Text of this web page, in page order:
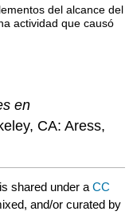
del alcance del
actividad que causó
en
CA: Aress,
is shared under aCC
and/or curated by